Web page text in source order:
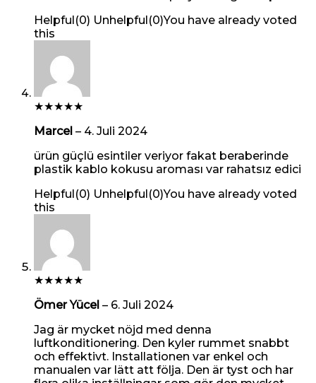
Helpful(0) Unhelpful(0)You have already voted
this
★★★★★
Marcel – 4. Juli 2024
ürün güçlü esintiler veriyor fakat beraberinde
plastik kablo kokusu aroması var rahatsız edici
Helpful(0) Unhelpful(0)You have already voted
this
★★★★★
Ömer Yücel – 6. Juli 2024
Jag är mycket nöjd med denna
luftkonditionering. Den kyler rummet snabbt
och effektivt. Installationen var enkel och
manualen var lätt att följa. Den är tyst och har